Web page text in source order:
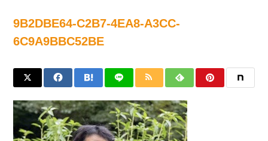
9B2DBE64-C2B7-4EA8-A3CC-
6C9A9BBC52BE